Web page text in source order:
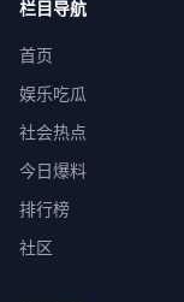
栏目导航
首页
娱乐吃瓜
社会热点
今日爆料
排行榜
社区